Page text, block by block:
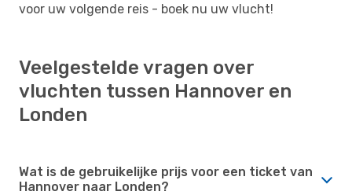
voor uw volgende reis - boek nu uw vlucht!
Veelgestelde vragen over
vluchten tussen Hannover en
Londen
Wat is de gebruikelijke prijs voor een ticket van
Hannover naar Londen?